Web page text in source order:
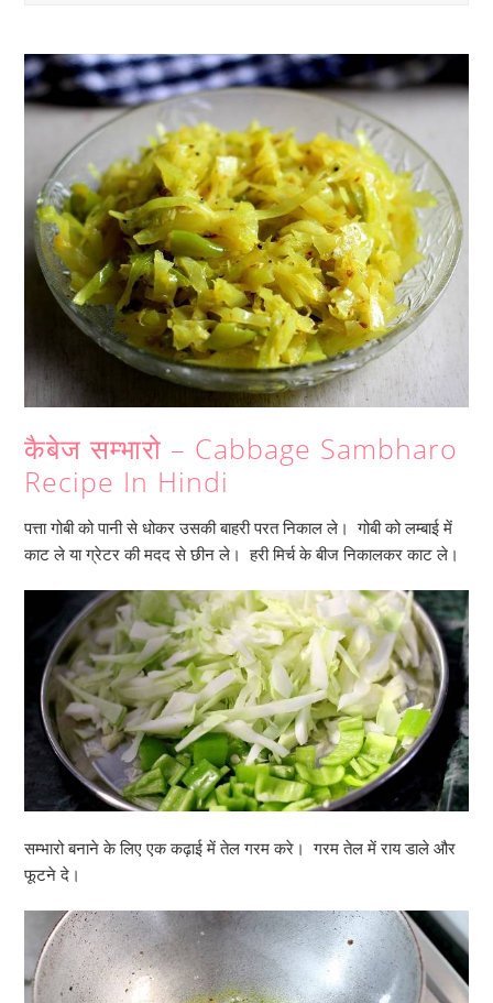
कैबेज सम्भारो – Cabbage Sambharo
Recipe In Hindi
पत्ता गोबी को पानी से धोकर उसकी बाहरी परत निकाल ले। गोबी को लम्बाई में
काट ले या ग्रेटर की मदद से छीन ले। हरी मिर्च के बीज निकालकर काट ले।
सम्भारो बनाने के लिए एक कढ़ाई में तेल गरम करे। गरम तेल में राय डाले और
फूटने दे।